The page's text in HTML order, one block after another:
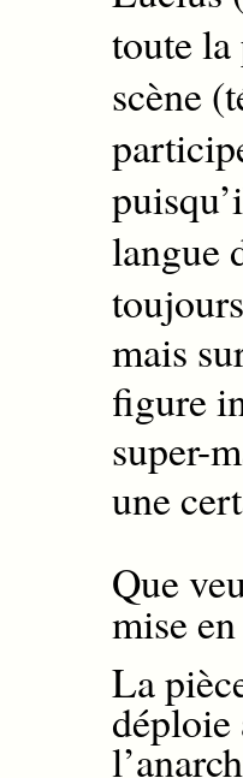
toute la
scène
langue
mais
figure
super-
une
Que
mise
La
déploie